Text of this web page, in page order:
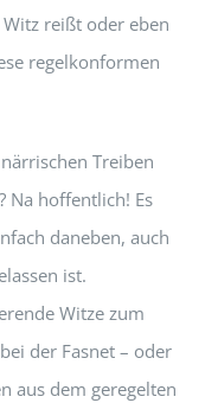
reißt oder eben
regelkonformen
Treiben
Na hoffentlich! Es
daneben, auch
ist.
Witze zum
der Fasnet – oder
aus dem geregelten